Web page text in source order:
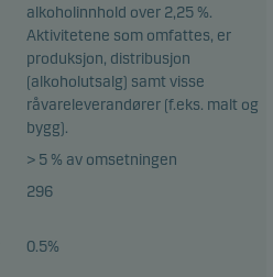
alkoholinnhold over 2,25 %.
Aktivitetene som omfattes, er
produksjon, distribusjon
(alkoholutsalg) samt visse
råvareleverandører (f.eks. malt og
bygg).
> 5 % av omsetningen
296
0.5%